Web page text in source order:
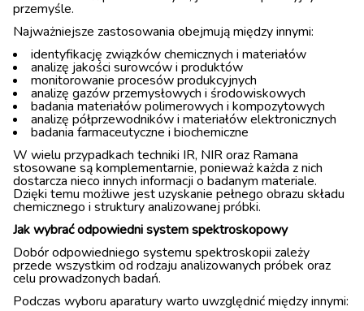
przemyśle.
Najważniejsze zastosowania obejmują między innymi:
identyfikację związków chemicznych i materiałów
analizę jakości surowców i produktów
monitorowanie procesów produkcyjnych
analizę gazów przemysłowych i środowiskowych
badania materiałów polimerowych i kompozytowych
analizę półprzewodników i materiałów elektronicznych
badania farmaceutyczne i biochemiczne
W wielu przypadkach techniki IR, NIR oraz Ramana
stosowane są komplementarnie, ponieważ każda z nich
dostarcza nieco innych informacji o badanym materiale.
Dzięki temu możliwe jest uzyskanie pełnego obrazu składu
chemicznego i struktury analizowanej próbki.
Jak wybrać odpowiedni system spektroskopowy
Dobór odpowiedniego systemu spektroskopii zależy
przede wszystkim od rodzaju analizowanych próbek oraz
celu prowadzonych badań.
Podczas wyboru aparatury warto uwzględnić między innymi: